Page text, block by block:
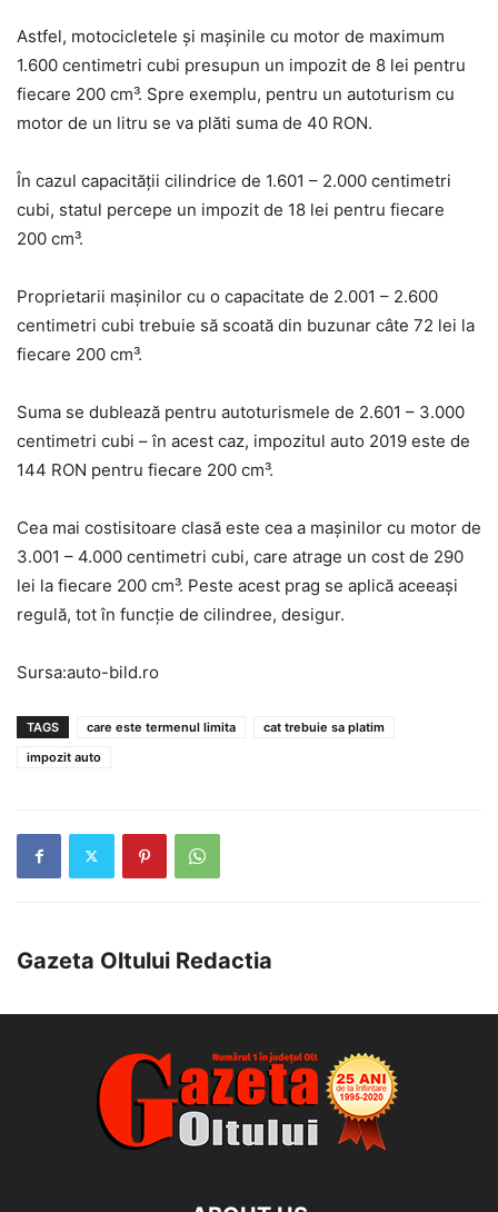
Astfel, motocicletele și mașinile cu motor de maximum
1.600 centimetri cubi presupun un impozit de 8 lei pentru
fiecare 200 cm³. Spre exemplu, pentru un autoturism cu
motor de un litru se va plăti suma de 40 RON.
În cazul capacității cilindrice de 1.601 – 2.000 centimetri
cubi, statul percepe un impozit de 18 lei pentru fiecare
200 cm³.
Proprietarii mașinilor cu o capacitate de 2.001 – 2.600
centimetri cubi trebuie să scoată din buzunar câte 72 lei la
fiecare 200 cm³.
Suma se dublează pentru autoturismele de 2.601 – 3.000
centimetri cubi – în acest caz, impozitul auto 2019 este de
144 RON pentru fiecare 200 cm³.
Cea mai costisitoare clasă este cea a mașinilor cu motor de
3.001 – 4.000 centimetri cubi, care atrage un cost de 290
lei la fiecare 200 cm³. Peste acest prag se aplică aceeași
regulă, tot în funcție de cilindree, desigur.
Sursa:auto-bild.ro
TAGS care este termenul limita
cat trebuie sa platim
impozit auto
Gazeta Oltului Redactia